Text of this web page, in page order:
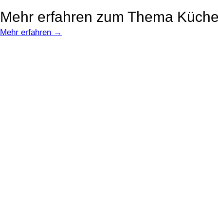
Mehr erfahren zum Thema
Mehr erfahren →